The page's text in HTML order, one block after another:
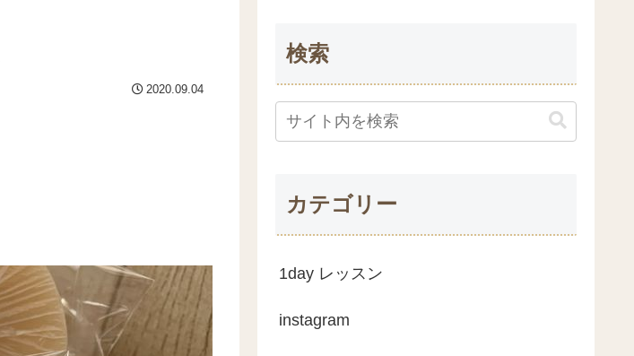
2020.09.04
検索
カテゴリー
1day レッスン
instagram